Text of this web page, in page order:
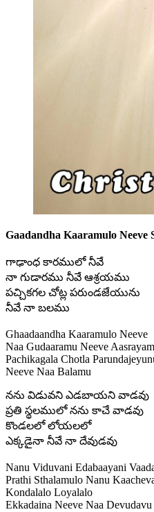
Gaadandha Kaaramulo
గాఢాంధ కారములో నీవే
నా గుడారము నీవే ఆశ్రయము
పచ్చికగల చోట్ల పరుండజేయును
నీవే నా బలము
Ghaadaandha Kaaramulo Neeve
Naa Gudaaramu Neeve
Pachikagala Chotla
Neeve Naa Balamu
నను విడువని ఎడబాయని వాడవు
ప్రతి స్థలములో నను కాచే వాడవు
కొండలలో లోయలలో
ఎక్కడైనా నీవే నా దేవుడవు
Nanu Viduvani Edabaayani
Prathi Sthalamulo Nanu
Kondalalo Loyalalo
Ekkadaina Neeve Naa Devudavu